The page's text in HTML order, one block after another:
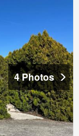
4 Photos